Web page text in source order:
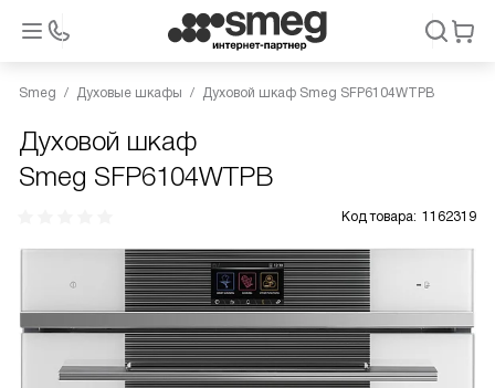
Smeg Духовые шкафы Духовой шкаф Smeg SFP6104WTPB
Духовой шкаф
Smeg SFP6104WTPB
Код товара: 1162319